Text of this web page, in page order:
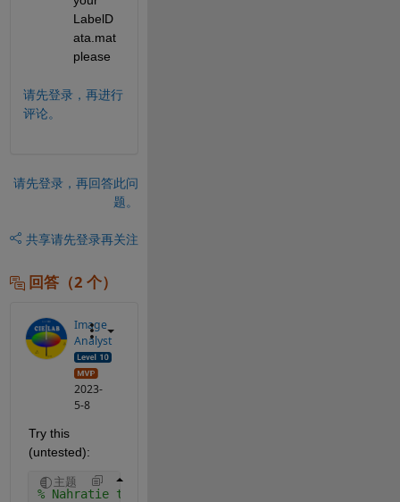
LabelD
ata.mat
please
请先登录，再进行
评论。
请先登录，再回答此问
题。
共享请先登录再关注
回答（2 个）
Image
Analyst
2023-
5-8
Try this
(untested):
主题
% Nahratie tabulky LabelData